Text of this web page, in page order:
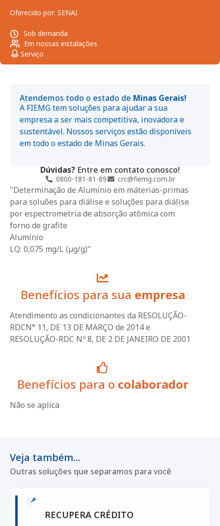
Oferecido por: SENAI
Sob demanda
Em nossas instalações
Serviço
"Determinação de Alumínio em máterias-primas
para soluões para diálise e soluções para diálise
por espectrometria de absorção atômica com
forno de grafite
Alumínio
LQ: 0,075 mg/L (µg/g)"
Benefícios para sua empresa
Atendimento as condicionantes da RESOLUÇÃO-
RDCN° 11, DE 13 DE MARÇO de 2014 e
RESOLUÇÃO-RDC Nº 8, DE 2 DE JANEIRO DE 2001
Benefícios para o colaborador
Não se aplica
Atendemos todo o estado de Minas Gerais!
A FIEMG tem soluções para ajudar a sua
empresa a ser mais competitiva, inovadora e
sustentável. Nossos serviços estão disponíveis
em todo o estado de Minas Gerais.
Dúvidas? Entre em contato conosco!
0800-181-81-89 crc@fiemg.com.br
Veja também...
Outras soluções que separamos para você
RECUPERA CRÉDITO